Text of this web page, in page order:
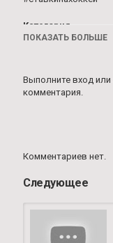
Категория
Ставки на сегодня
ПОКАЗАТЬ БОЛЬШЕ
Выполните вход или
комментария.
Комментариев нет.
Следующее